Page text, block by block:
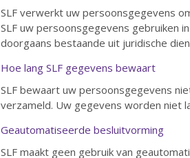
SLF verwerkt uw persoonsgegevens
SLF uw persoonsgegevens gebruiken
doorgaans bestaande uit juridische
Hoe lang SLF gegevens bewaart
SLF bewaart uw persoonsgegevens
verzameld. Uw gegevens worden niet
Geautomatiseerde besluitvorming
SLF maakt geen gebruik van